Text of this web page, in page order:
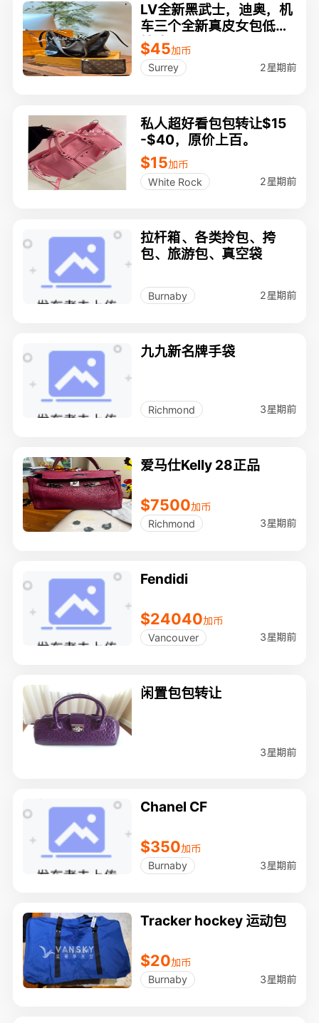
LV全新黑武士，迪奥，机
车三个全新真皮女包低价
转让
$45加币
Surrey
2星期前
私人超好看包包转让$15
-$40，原价上百。
$15加币
White Rock
2星期前
拉杆箱、各类拎包、挎
包、旅游包、真空袋
Burnaby 2星期前
九九新名牌手袋
Richmond 3星期前
爱马仕Kelly 28正品
$7500加币
Richmond
3星期前
Fendidi
$24040加币
Vancouver
3星期前
闲置包包转让
3星期前
Chanel CF
$350加币
Burnaby
3星期前
Tracker hockey 运动包
$20加币
Burnaby
3星期前